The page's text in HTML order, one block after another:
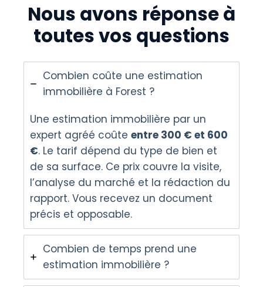
Nous avons réponse à
toutes vos questions
Combien coûte une estimation
immobilière à Forest ?
Une estimation immobilière par un
expert agréé coûte entre 300 € et 600
€. Le tarif dépend du type de bien et
de sa surface. Ce prix couvre la visite,
l’analyse du marché et la rédaction du
rapport. Vous recevez un document
précis et opposable.
Combien de temps prend une
estimation immobilière ?